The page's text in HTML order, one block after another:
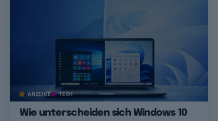
ANZEIGE TECH
Wie unterscheiden sich Windows 10